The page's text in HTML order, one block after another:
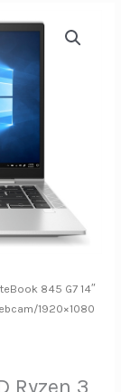
845 G7 14″
1920×1080
Ryzen 3